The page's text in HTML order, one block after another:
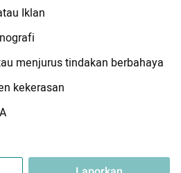
Iklan
menjurus tindakan berbahaya
kekerasan